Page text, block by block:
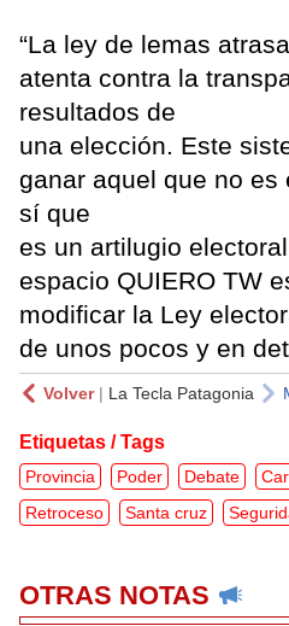
“La ley de lemas
atenta contra la
resultados de
una elección. Este
ganar aquel que no es
sí que
es un artilugio
espacio QUIERO TW
modificar la Ley
de unos pocos y en
Volver| La Tecla Patagonia
Etiquetas / Tags
Provincia Poder Debate
Retroceso
Santa cruz
OTRAS NOTAS